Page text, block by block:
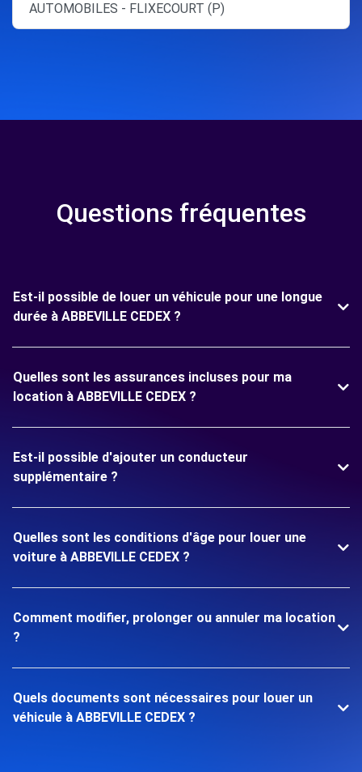
AUTOMOBILES - FLIXECOURT (P)
Questions fréquentes
Est-il possible de louer un véhicule pour une longue
durée à ABBEVILLE CEDEX ?
Quelles sont les assurances incluses pour ma
location à ABBEVILLE CEDEX ?
Est-il possible d'ajouter un conducteur
supplémentaire ?
Quelles sont les conditions d'âge pour louer une
voiture à ABBEVILLE CEDEX ?
Comment modifier, prolonger ou annuler ma location
?
Quels documents sont nécessaires pour louer un
véhicule à ABBEVILLE CEDEX ?